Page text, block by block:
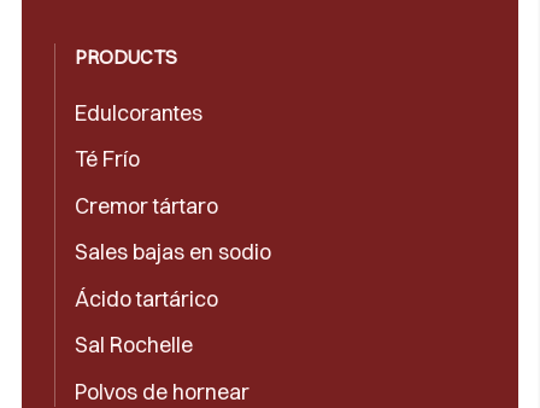
PRODUCTS
Edulcorantes
Té Frío
Cremor tártaro
Sales bajas en sodio
Ácido tartárico
Sal Rochelle
Polvos de hornear